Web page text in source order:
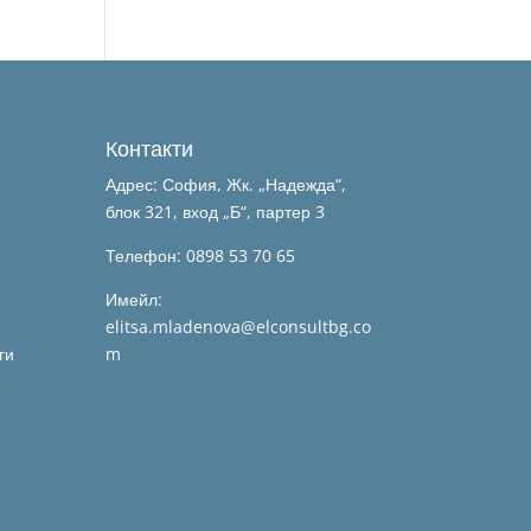
Контакти
Адрес: София, Жк. „Надежда“,
блок 321, вход „Б“, партер 3
Телефон: 0898 53 70 65
Имейл:
elitsa.mladenova@elconsultbg.co
m